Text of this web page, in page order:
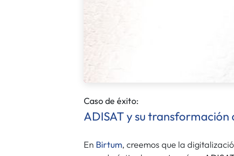
Caso de éxito:
ADISAT y su
En Birtum, creemos que la